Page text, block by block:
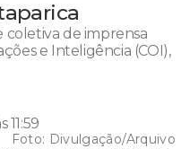
de imprensa
e Inteligência (COI),
11:59
Foto: Divulgação/Arquivo